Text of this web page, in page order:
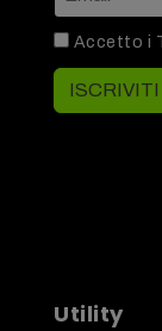
Accetto i
ISCRIVITI
Utility